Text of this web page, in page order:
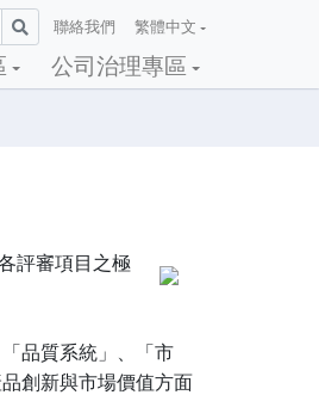
聯絡我們 繁體中文
公司治理專區
評審項目之極
品質系統」、「市
創新與市場價值方面